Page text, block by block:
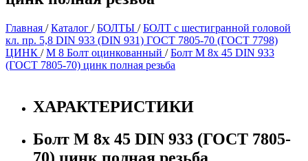
Главная /Каталог /БОЛТЫ /БОЛТ с шестигранной головой
кл. пр. 5,8 DIN 933 (DIN 931) ГОСТ 7805-70 (ГОСТ 7798)
ЦИНК /М 8 Болт оцинкованный /Болт М 8х 45 DIN 933
(ГОСТ 7805-70) цинк полная резьба
ХАРАКТЕРИСТИКИ
Болт М 8х 45 DIN 933 (ГОСТ 7805-
70) цинк полная резьба